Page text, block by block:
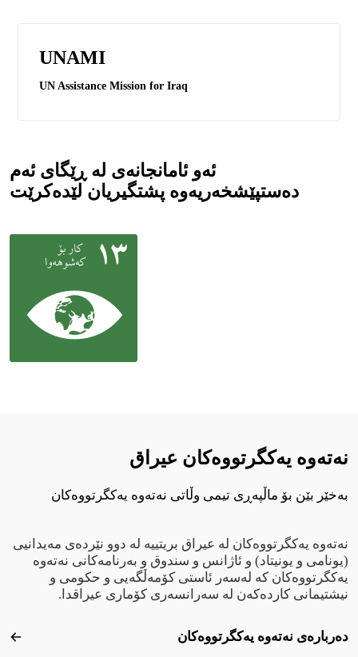
UNAMI
UN Assistance Mission for Iraq
ئەو ئامانجانەی لە ڕێگای ئەم
دەستپێشخەریەوە پشتگیریان لێدەکرێت
نەتەوە یەکگرتووەکان عيراق
بەخێر بێن بۆ ماڵپەڕی تیمی وڵاتی نەتەوە یەکگرتووەکان
نەتەوە یەکگرتووەکان لە عیراق بریتییە لە دوو نێردەی مەیدانیی
(یونامی و یونیتاد) و ئاژانس و سندوق و بەرنامەکانی نەتەوە
یەکگرتووەکان کە لەسەر ئاستی کۆمەڵگەیی و حکومی و
نیشتیمانی کاردەکەن لە سەرانسەری کۆماری عیراقدا.
Footer menu
دەربارەی نەتەوە یەکگرتووەکان